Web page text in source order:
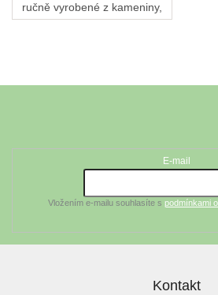
ručně vyrobené z kameniny,
promění váš domov v chrám.
E-mail
Vložením e-mailu souhlasíte s podmínkami
Kontakt